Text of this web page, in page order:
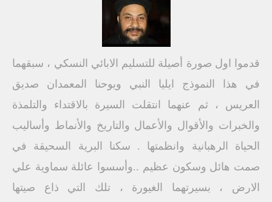
قدموا اول صورة أصيلة للتسليم الابائي النسكي ، سبقهما
في هذا النموذج ايليا النبي ويوحنا المعمدان صديق
العريس ، ثم عنهما انتقلت السيرة بالاقتداء والتلمذة
والخبرات والأقوال والأعمال والتاريخ والأنماط وأساليب
الحياة الرهبانية وانظمتها . سكنا البرية السحيقة في
صمت هائل وسكون عظيم ..وأسسوا عائلة سماوية علي
الارض ، بسيرتهما الغيورة ، تلك التي ذاع صيتها